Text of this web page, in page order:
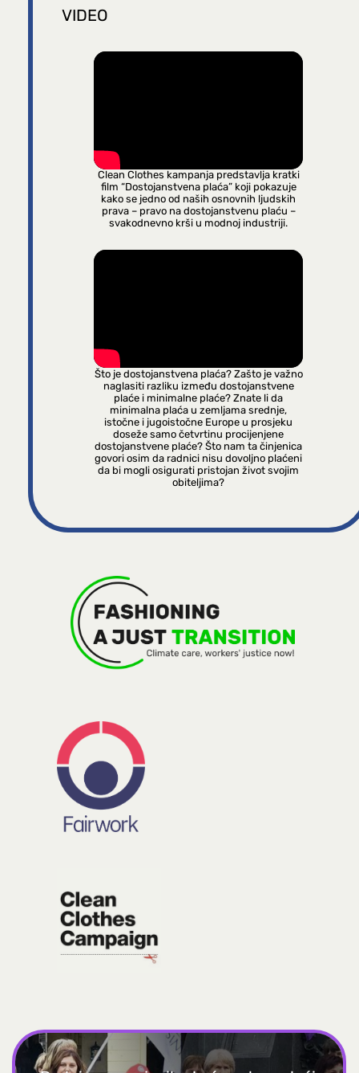
VIDEO
Clean Clothes kampanja predstavlja kratki
film “Dostojanstvena plaća” koji pokazuje
kako se jedno od naših osnovnih ljudskih
prava – pravo na dostojanstvenu plaću –
svakodnevno krši u modnoj industriji.
Što je dostojanstvena plaća? Zašto je važno
naglasiti razliku između dostojanstvene
plaće i minimalne plaće? Znate li da
minimalna plaća u zemljama srednje,
istočne i jugoistočne Europe u prosjeku
doseže samo četvrtinu procijenjene
dostojanstvene plaće? Što nam ta činjenica
govori osim da radnici nisu dovoljno plaćeni
da bi mogli osigurati pristojan život svojim
obiteljima?